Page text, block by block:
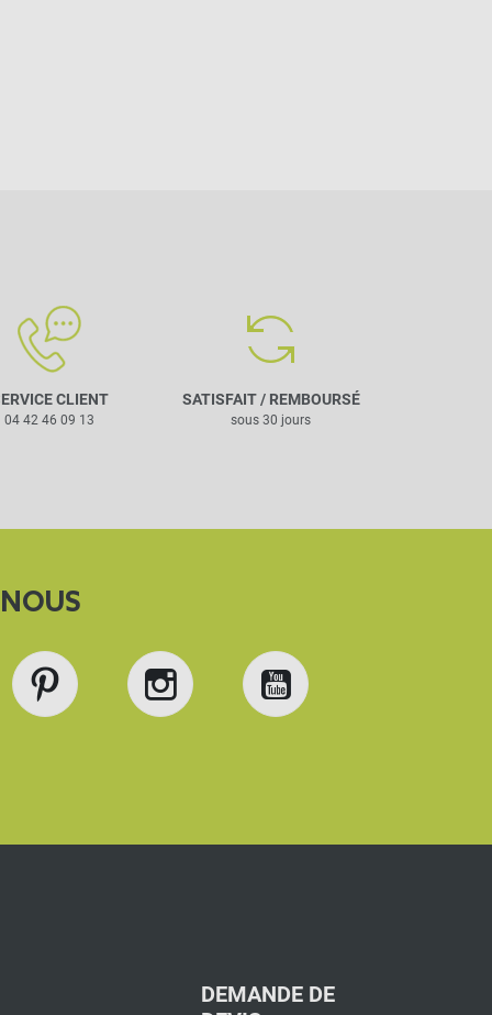
CLIENT
04 42 46 09 13
SATISFAIT / REMBOURSÉ
sous 30 jours
DEMANDE DE